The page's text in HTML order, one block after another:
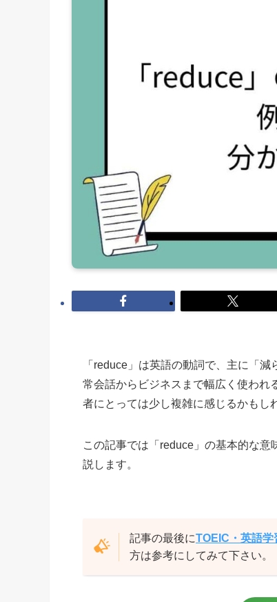
「reduce」は英語の動詞で、主に「
常会話からビジネスまで幅広く使われ
者にとっては少し複雑に感じるかもし
この記事では「reduce」の基本的な
説します。
記事の最後にTOEIC・英語
方は参考にしてみて下さい。